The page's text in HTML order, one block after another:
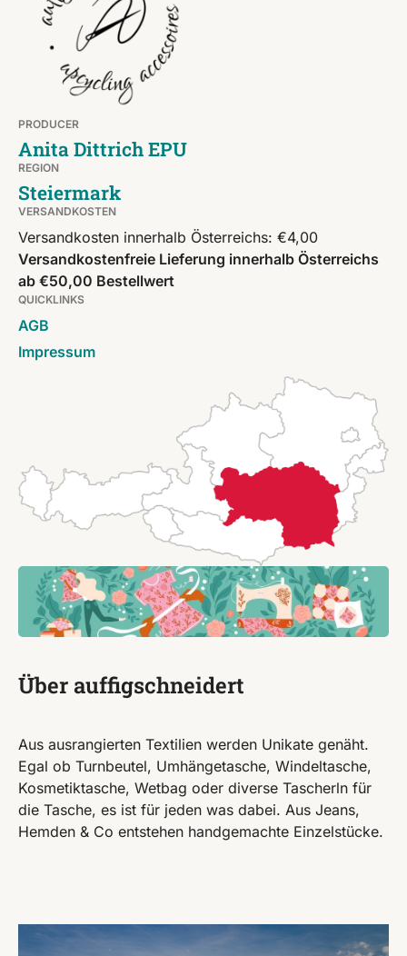
PRODUCER
Anita Dittrich EPU
REGION
Steiermark
VERSANDKOSTEN
Versandkosten innerhalb Österreichs: €4,00
Versandkostenfreie Lieferung innerhalb Österreichs
ab €50,00 Bestellwert
QUICKLINKS
AGB
Impressum
Über auffigschneidert
Aus ausrangierten Textilien werden Unikate genäht.
Egal ob Turnbeutel, Umhängetasche, Windeltasche,
Kosmetiktasche, Wetbag oder diverse Tascherln für
die Tasche, es ist für jeden was dabei. Aus Jeans,
Hemden & Co entstehen handgemachte Einzelstücke.